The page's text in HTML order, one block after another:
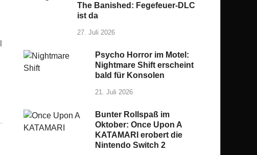
The Banished: Fegefeuer-DLC
ist da
27. Juli 2026
Psycho Horror im Motel:
Nightmare Shift erscheint
bald für Konsolen
21. Juli 2026
Bunter Rollspaß im
Oktober: Once Upon A
KATAMARI erobert die
Nintendo Switch 2